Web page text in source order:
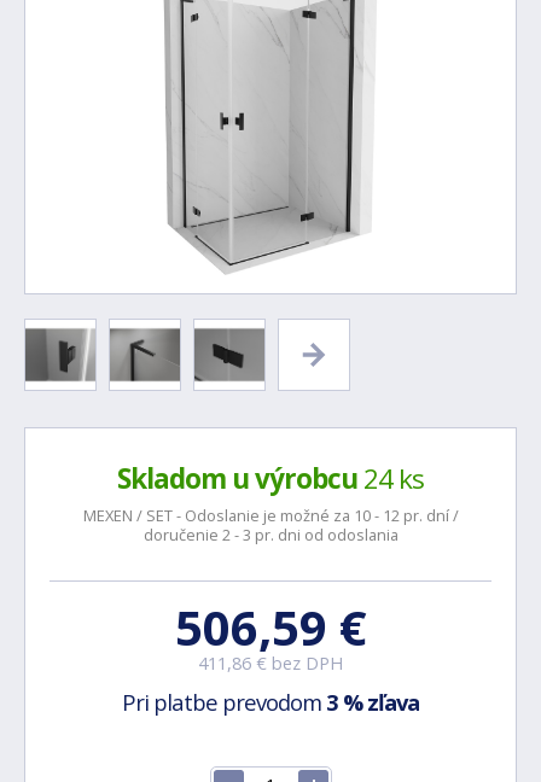
Skladom u výrobcu24 ks
MEXEN / SET - Odoslanie je možné za 10 - 12 pr. dní /
doručenie 2 - 3 pr. dni od odoslania
506,59 €
411,86 € bez DPH
Pri platbe prevodom 3 % zľava